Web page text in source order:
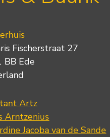
Fischerstraat 27
BB Ede
Artz
Arntzenius
Jacoba van de Sande